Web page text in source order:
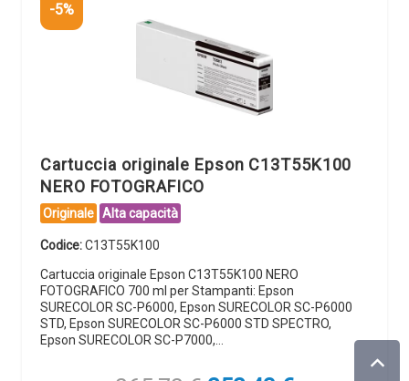
-5%
Cartuccia originale Epson C13T55K100
NERO FOTOGRAFICO
Originale Alta capacità
Codice:C13T55K100
Cartuccia originale Epson C13T55K100 NERO
FOTOGRAFICO 700 ml per Stampanti: Epson
SURECOLOR SC-P6000, Epson SURECOLOR SC-P6000
STD, Epson SURECOLOR SC-P6000 STD SPECTRO,
Epson SURECOLOR SC-P7000,…